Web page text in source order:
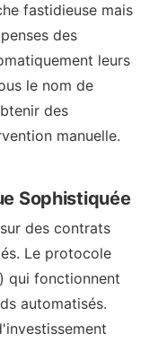
fastidieuse mais
des
leurs
le nom de
des
manuelle.
Sophistiquée
des contrats
Le protocole
qui fonctionnent
automatisés.